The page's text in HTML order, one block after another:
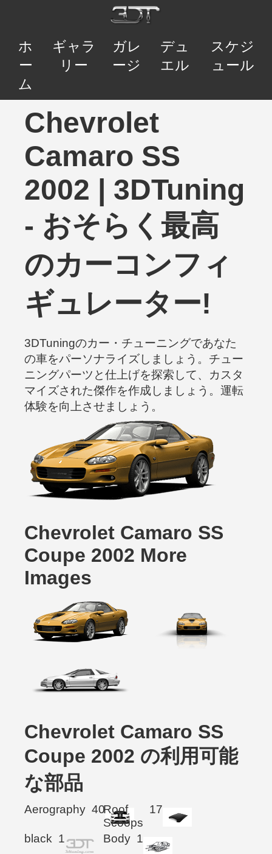
ホ
ー
ム
ギャラ
リー
ガレ
ージ
デュ
エル
スケジ
ュール
Chevrolet
Camaro SS
2002 | 3DTuning
- おそらく最高
のカーコンフィ
ギュレーター!
3DTuningのカー・チューニングであなた
の車をパーソナライズしましょう。チュー
ニングパーツと仕上げを探索して、カスタ
マイズされた傑作を作成しましょう。運転
体験を向上させましょう。
Chevrolet Camaro SS
Coupe 2002 More
Images
Chevrolet Camaro SS
Coupe 2002 の利用可能
な部品
Aerography 40Roof
Scoops
17
black 1 Body 1